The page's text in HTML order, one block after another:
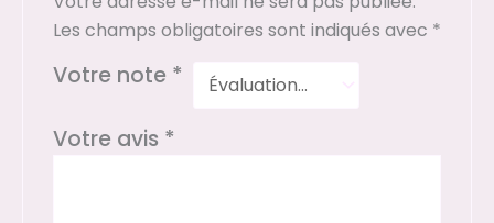
Les champs obligatoires sont indiqués avec *
Votre note *
Votre avis *